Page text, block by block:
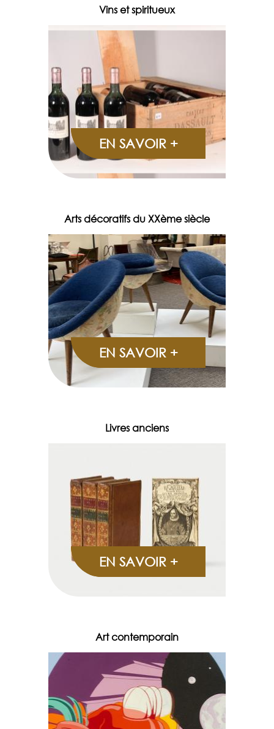
Vins et spiritueux
EN SAVOIR +
Arts décoratifs du XXème siècle
EN SAVOIR +
Livres anciens
EN SAVOIR +
Art contemporain